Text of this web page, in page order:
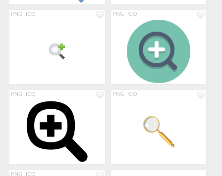
PNG ICO PNG ICO
PNG ICO PNG ICO
PNG ICO